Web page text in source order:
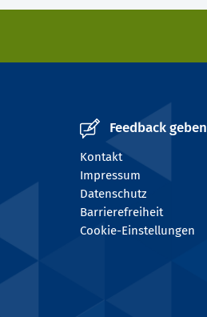
Feedback geben
Kontakt
Impressum
Datenschutz
Barrierefreiheit
Cookie-Einstellungen